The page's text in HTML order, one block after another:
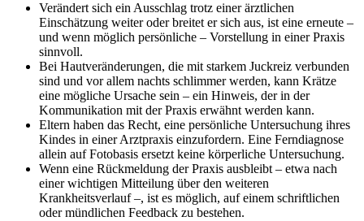
Verändert sich ein Ausschlag trotz einer ärztlichen
Einschätzung weiter oder breitet er sich aus, ist eine erneute –
und wenn möglich persönliche – Vorstellung in einer Praxis
sinnvoll.
Bei Hautveränderungen, die mit starkem Juckreiz verbunden
sind und vor allem nachts schlimmer werden, kann Krätze
eine mögliche Ursache sein – ein Hinweis, der in der
Kommunikation mit der Praxis erwähnt werden kann.
Eltern haben das Recht, eine persönliche Untersuchung ihres
Kindes in einer Arztpraxis einzufordern. Eine Ferndiagnose
allein auf Fotobasis ersetzt keine körperliche Untersuchung.
Wenn eine Rückmeldung der Praxis ausbleibt – etwa nach
einer wichtigen Mitteilung über den weiteren
Krankheitsverlauf –, ist es möglich, auf einem schriftlichen
oder mündlichen Feedback zu bestehen.